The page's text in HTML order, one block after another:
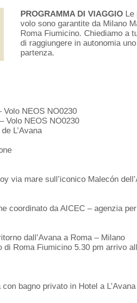
PROGRAMMA DI VIAGGIO Le
volo sono garantite da Milano
Roma Fiumicino. Chiediamo a
di raggiungere in autonomia
partenza.
NEOS NO0230
Volo NEOS NO0230
L’Avana
via mare sull’iconico Malecón
coordinato da AICEC – agenzia
dall’Avana a Roma – Milano
di Roma Fiumicino 5.30 pm arrivo
bagno privato in Hotel a